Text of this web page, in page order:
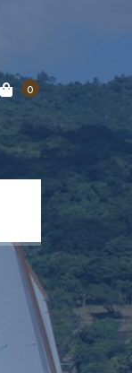
0